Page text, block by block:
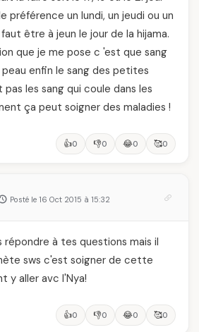
préférence un lundi, un jeudi ou un
être à jeun le jour de la hijama.
que je me pose c 'est que sang
enfin le sang des petites
les sang qui coule dans les
ça peut soigner des maladies !
👍0 👎0 😂0 🥰0
Posté le 16 Oct 2015 à 15:32
répondre à tes questions mais il
sws c'est soigner de cette
y aller avc l'Nya!
👍0 👎0 😂0 🥰0